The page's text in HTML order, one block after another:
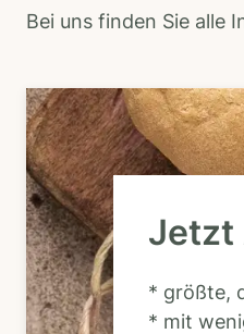
Bei uns finden Sie alle
Jetzt
* größte,
* mit